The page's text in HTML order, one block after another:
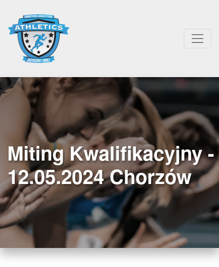
Miting Kwalifikacyjny -
12.05.2024 Chorzów